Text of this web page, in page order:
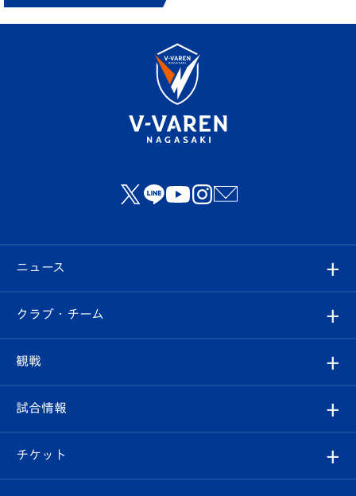
ニュース
すべて
クラブ
試合情報
クラブ・チーム
クラブ概要
エンブレム紹介
観戦
観戦ルール
はじめての観戦ガイド
試合情報
試合日程/結果
チケット